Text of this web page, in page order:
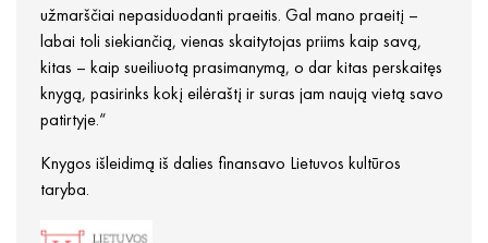
užmarščiai nepasiduodanti praeitis. Gal mano praeitį –
labai toli siekiančią, vienas skaitytojas priims kaip savą,
kitas – kaip sueiliuotą prasimanymą, o dar kitas perskaitęs
knygą, pasirinks kokį eilėraštį ir suras jam naują vietą savo
patirtyje.“
Knygos išleidimą iš dalies finansavo Lietuvos kultūros
taryba.